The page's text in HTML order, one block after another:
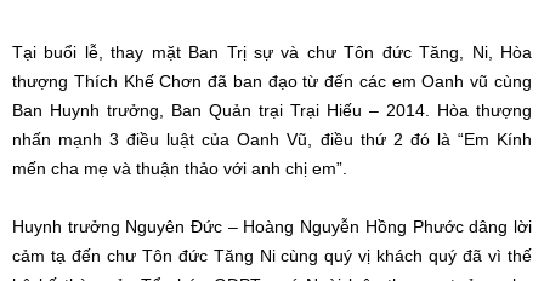
Tại buổi lễ, thay mặt Ban Trị sự và chư Tôn đức Tăng, Ni, Hòa
thượng Thích Khế Chơn đã ban đạo từ đến các em Oanh vũ cùng
Ban Huynh trưởng, Ban Quản trại Trại Hiếu – 2014. Hòa thượng
nhấn mạnh 3 điều luật của Oanh Vũ, điều thứ 2 đó là “Em Kính
mến cha mẹ và thuận thảo với anh chị em”.
Huynh trưởng Nguyên Đức – Hoàng Nguyễn Hồng Phước dâng lời
cảm tạ đến chư Tôn đức Tăng Ni cùng quý vị khách quý đã vì thế